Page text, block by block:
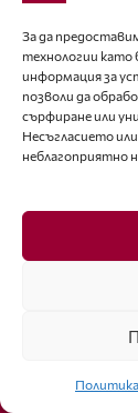
За да
технологии като
информация за
позволи да
сърфиране или
Несъгласието
неблагоприятно